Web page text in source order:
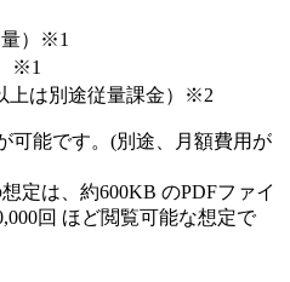
量）※1
※1
上は別途従量課金）※2
可能です。(別途、月額費用が
定は、約600KB のPDFファイ
回 ほど閲覧可能な想定で